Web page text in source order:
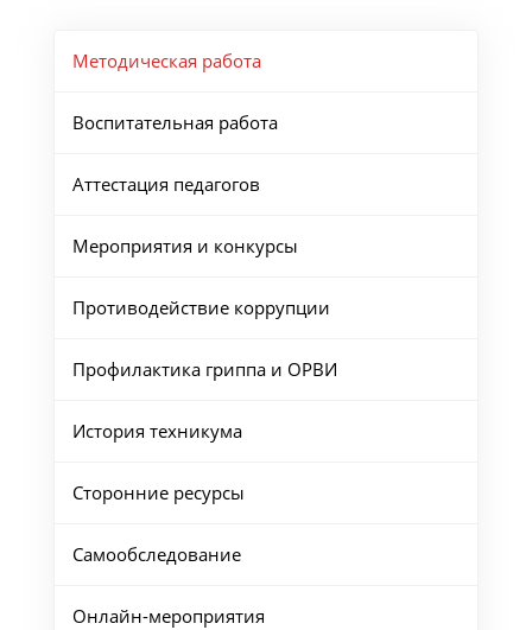
Методическая работа
Воспитательная работа
Аттестация педагогов
Мероприятия и конкурсы
Противодействие коррупции
Профилактика гриппа и ОРВИ
История техникума
Сторонние ресурсы
Самообследование
Онлайн-мероприятия